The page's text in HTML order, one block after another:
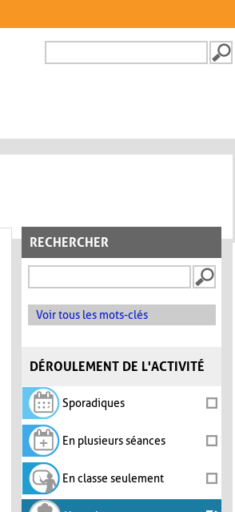
FORMULAIRE DE
RECHERCHER
Voir tous les mots-clés
DÉROULEMENT DE L'ACTIVITÉ
Sporadiques
En plusieurs séances
En classe seulement